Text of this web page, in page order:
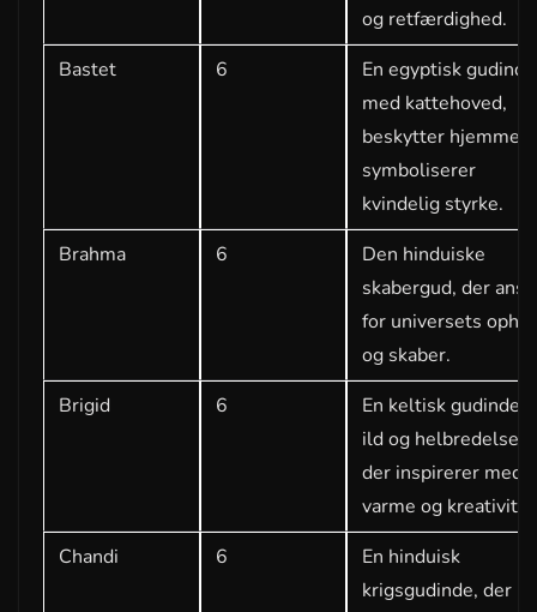
og retfærdighed.
Bastet
6
En egyptisk gudinde
med kattehoved,
beskytter hjemmet
symboliserer
kvindelig styrke.
Brahma
6
Den hinduiske
skabergud, der
for universets ophav
og skaber.
Brigid
6
En keltisk gudinde
ild og helbredelse,
der inspirerer med
varme og
Chandi
6
En hinduisk
krigsgudinde, der